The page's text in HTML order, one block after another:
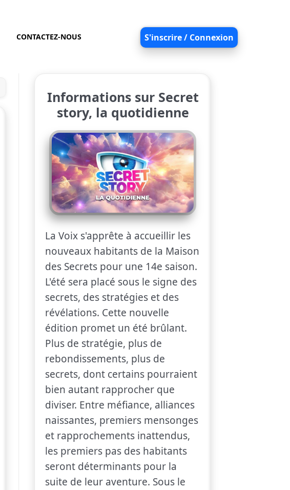
CONTACTEZ-NOUS S'inscrire / Connexion
Informations sur Secret
story, la quotidienne
La Voix s'apprête à accueillir les
nouveaux habitants de la Maison
des Secrets pour une 14e saison.
L'été sera placé sous le signe des
secrets, des stratégies et des
révélations. Cette nouvelle
édition promet un été brûlant.
Plus de stratégie, plus de
rebondissements, plus de
secrets, dont certains pourraient
bien autant rapprocher que
diviser. Entre méfiance, alliances
naissantes, premiers mensonges
et rapprochements inattendus,
les premiers pas des habitants
seront déterminants pour la
suite de leur aventure. Sous le